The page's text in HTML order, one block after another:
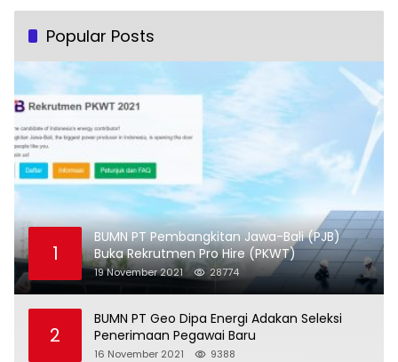
Popular Posts
1
BUMN PT Pembangkitan Jawa-Bali (PJB)
Buka Rekrutmen Pro Hire (PKWT)
19 November 2021 28774
2
BUMN PT Geo Dipa Energi Adakan Seleksi
Penerimaan Pegawai Baru
16 November 2021 9388